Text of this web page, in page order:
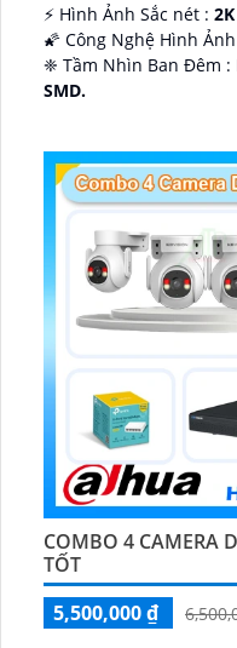
️⚡ Hình Ảnh Sắc nét :
❈ Tầm Nhìn Ban Đêm :
SMD.
COMBO 4 CAMERA
TỐT
5,500,000 ₫